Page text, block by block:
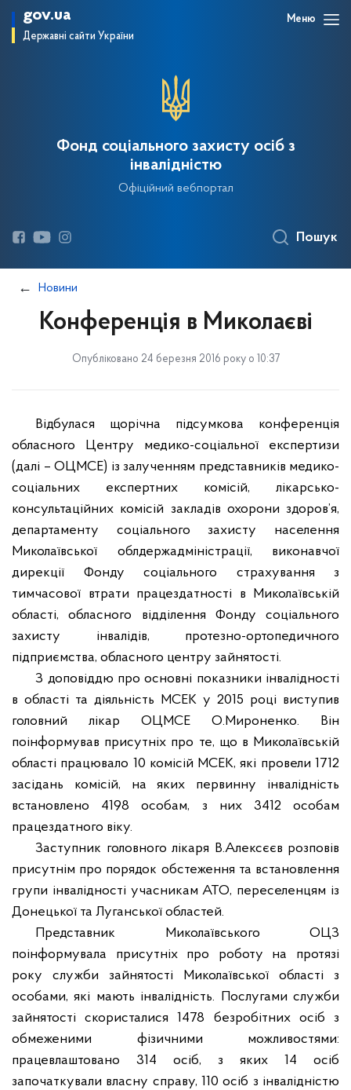
gov.ua
Державні сайти України
Меню
Фонд соціального захисту осіб з
інвалідністю
Офіційний вебпортал
Пошук
Новини
Конференція в Миколаєві
Опубліковано 24 березня 2016 року о 10:37
Відбулася щорічна підсумкова конференція
обласного Центру медико-соціальної експертизи
(далі – ОЦМСЕ) із залученням представників медико-
соціальних експертних комісій, лікарсько-
консультаційних комісій закладів охорони здоров’я,
департаменту соціального захисту населення
Миколаївської облдержадміністрації, виконавчої
дирекції Фонду соціального страхування з
тимчасової втрати працездатності в Миколаївській
області, обласного відділення Фонду соціального
захисту інвалідів, протезно-ортопедичного
підприємства, обласного центру зайнятості.
З доповіддю про основні показники інвалідності
в області та діяльність МСЕК у 2015 році виступив
головний лікар ОЦМСЕ О.Мироненко. Він
поінформував присутніх про те, що в Миколаївській
області працювало 10 комісій МСЕК, які провели 1712
засідань комісій, на яких первинну інвалідність
встановлено 4198 особам, з них 3412 особам
працездатного віку.
Заступник головного лікаря В.Алексєєв розповів
присутнім про порядок обстеження та встановлення
групи інвалідності учасникам АТО, переселенцям із
Донецької та Луганської областей.
Представник Миколаївського ОЦЗ
поінформувала присутніх про роботу на протязі
року служби зайнятості Миколаївської області з
особами, які мають інвалідність. Послугами служби
зайнятості скористалися 1478 безробітних осіб з
обмеженими фізичними можливостями:
працевлаштовано 314 осіб, з яких 14 осіб
започаткували власну справу, 110 осіб з інвалідністю